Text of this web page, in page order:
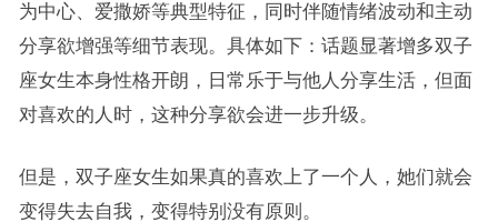
为中心、爱撒娇等典型特征，同时伴随情绪波动和主动
分享欲增强等细节表现。具体如下：话题显著增多双子
座女生本身性格开朗，日常乐于与他人分享生活，但面
对喜欢的人时，这种分享欲会进一步升级。
但是，双子座女生如果真的喜欢上了一个人，她们就会
变得失去自我，变得特别没有原则。